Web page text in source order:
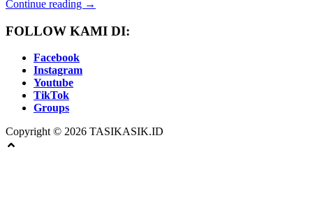
Continue reading →
FOLLOW KAMI DI:
Facebook
Instagram
Youtube
TikTok
Groups
Copyright © 2026 TASIKASIK.ID